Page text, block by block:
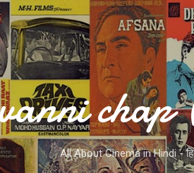
Skip to main
All About Cinema in Hindi -